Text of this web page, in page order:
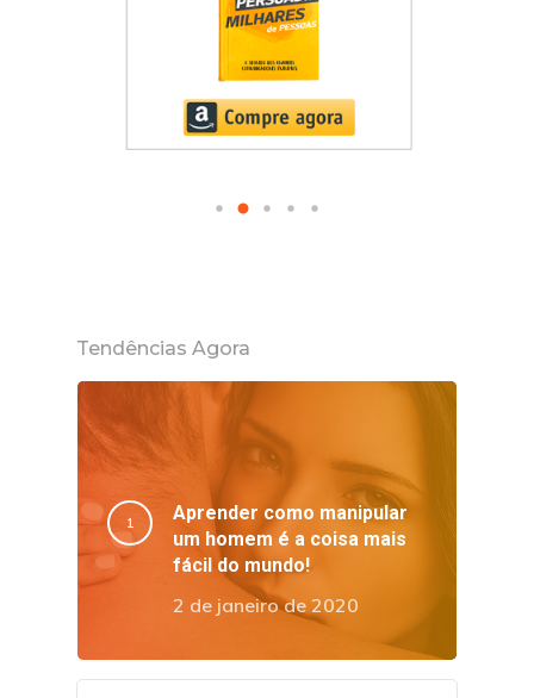
Tendências Agora
Aprender como manipular
um homem é a coisa mais
fácil do mundo!
2 de janeiro de 2020